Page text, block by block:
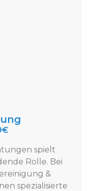
spielt
Rolle. Bei
&
spezialisierte